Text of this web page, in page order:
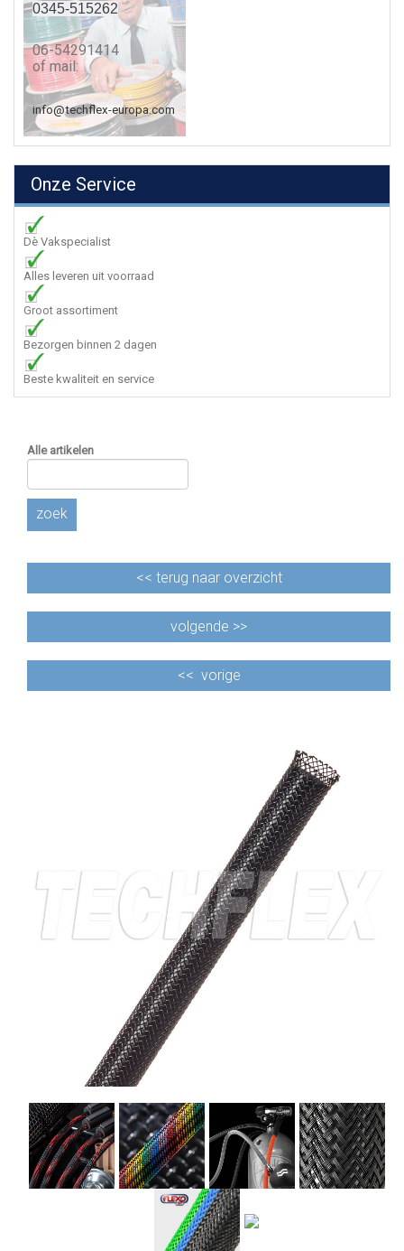
0345-515262
06-54291414
of mail:
info@techflex-europa.com
Onze Service
Dè Vakspecialist
Alles leveren uit voorraad
Groot assortiment
Bezorgen binnen 2 dagen
Beste kwaliteit en service
Alle artikelen
zoek
<< terug naar overzicht
volgende >>
<< vorige